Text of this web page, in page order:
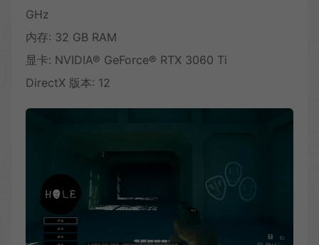
GHz
内存: 32 GB RAM
显卡: NVIDIA® GeForce® RTX 3060 Ti
DirectX 版本: 12